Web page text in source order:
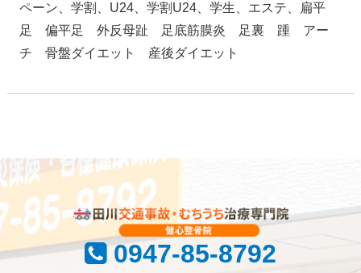
ペーン、学割、U24、学割U24、学生、エステ、扁平
足 偏平足 外反母趾 足底筋膜炎 足裏 踵 アー
チ 骨盤ダイエット 産後ダイエット
0947-85-8792